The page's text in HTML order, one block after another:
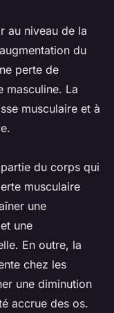
au niveau de la
du
perte de
masculine. La
musculaire et à
du corps qui
musculaire
une
une
En outre, la
chez les
une diminution
accrue des os.